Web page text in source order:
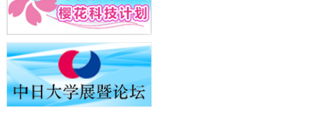
化火灾防控
科学研究
福井大学发现细胞记忆过往并抑制反应的机制，阐明即便DNA相同反应
迥异之谜
科学研究
神户大学确认口服癌症疫苗B440单药给药的安全性，在转移性尿路上皮
癌患者中开展临床试验
政策
日本发布《令和8年版科学技术与创新白皮书》，解读第七期基本计划
小岩井忠道